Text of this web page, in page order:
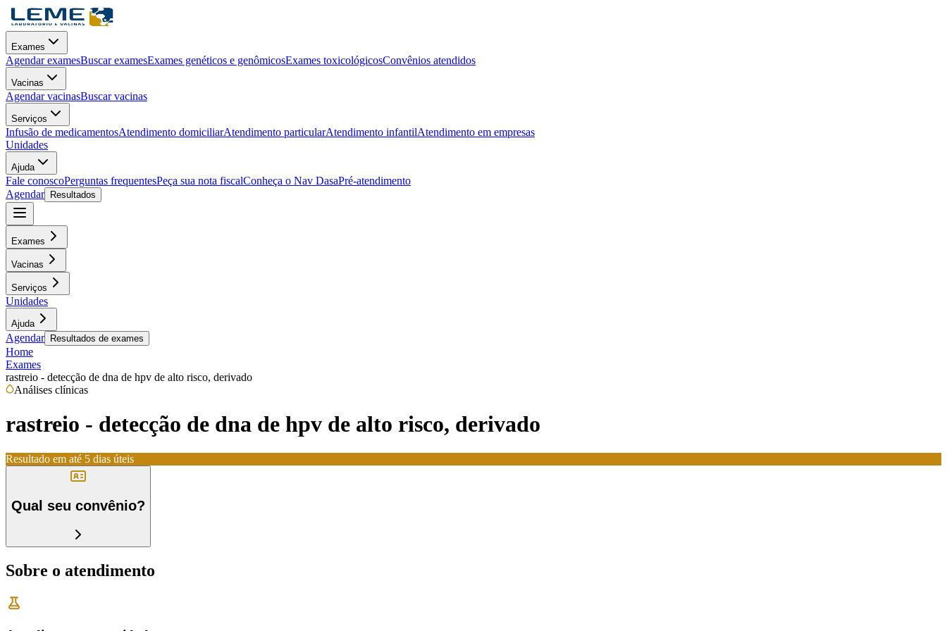
Exames
Agendar examesBuscar examesExames genéticos e genômicosExames toxicológicosConvênios atendidos
Vacinas
Agendar vacinasBuscar vacinas
Serviços
Infusão de medicamentosAtendimento domiciliarAtendimento particularAtendimento infantilAtendimento em empresas
Unidades
Ajuda
Fale conoscoPerguntas frequentesPeça sua nota fiscalConheça o Nav DasaPré-atendimento
Agendar
Resultados
Exames
Vacinas
Serviços
Unidades
Ajuda
Agendar Resultados de exames
Home
Exames
rastreio - detecção de dna de hpv de alto risco, derivado
Análises clínicas
rastreio - detecção de dna de hpv de alto risco, derivado
Resultado em até 5 dias úteis
Qual seu convênio?
Sobre o atendimento